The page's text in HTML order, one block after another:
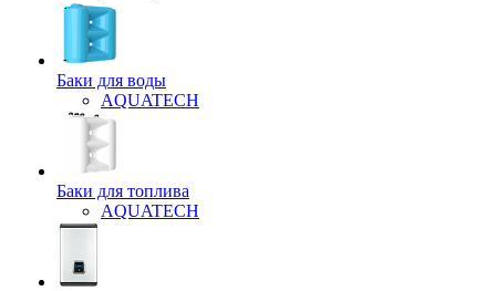
Баки для воды
AQUATECH
Баки для топлива
AQUATECH